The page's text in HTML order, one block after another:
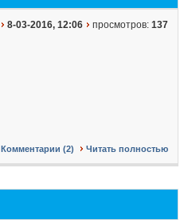
8-03-2016, 12:06 просмотров: 137
Комментарии (2) Читать полностью